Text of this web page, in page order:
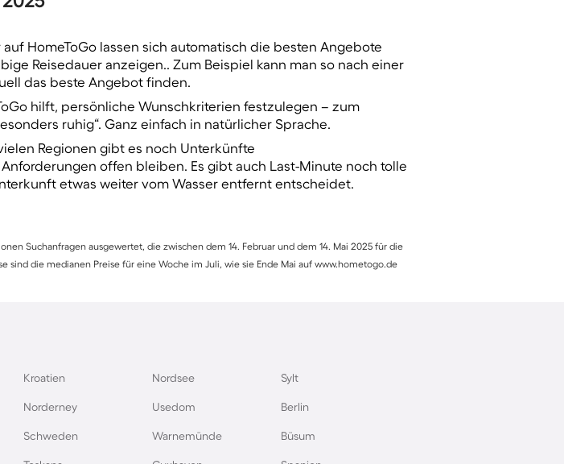
HomeToGo lassen sich automatisch die besten Angebote
Reisedauer anzeigen.. Zum Beispiel kann man so nach einer
das beste Angebot finden.
hilft, persönliche Wunschkriterien festzulegen – zum
ruhig“. Ganz einfach in natürlicher Sprache.
Regionen gibt es noch Unterkünfte
offen bleiben. Es gibt auch Last-Minute noch tolle
etwas weiter vom Wasser entfernt entscheidet.
Suchanfragen ausgewertet, die zwischen dem 14. Februar und dem 14. Mai 2025 für die
sind die medianen Preise für eine Woche im Juli, wie sie Ende Mai auf www.hometogo.de
Kroatien Nordsee Sylt
Norderney Usedom Berlin
Schweden Warnemünde Büsum